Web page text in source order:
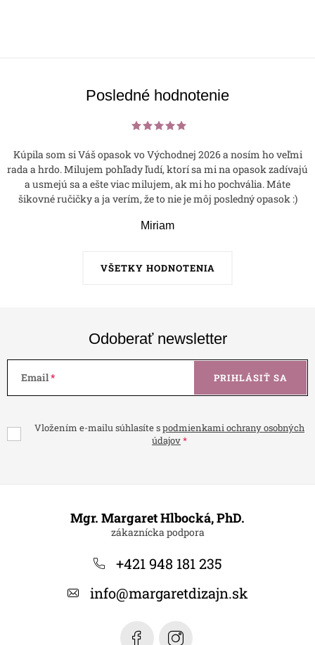
Posledné hodnotenie
VŠETKY HODNOTENIA
Kúpila som si Váš opasok vo Východnej 2026 a nosím ho veľmi
rada a hrdo. Milujem pohľady ľudí, ktorí sa mi na opasok zadívajú
a usmejú sa a ešte viac milujem, ak mi ho pochvália. Máte
šikovné ručičky a ja verím, že to nie je môj posledný opasok :)
Miriam
Odoberať newsletter
Email
Vložením e-mailu súhlasíte spodmienkami ochrany osobných
údajov
PRIHLÁSIŤ SA
Mgr. Margaret Hlbocká, PhD.
+421 948 181 235
info@margaretdizajn.sk